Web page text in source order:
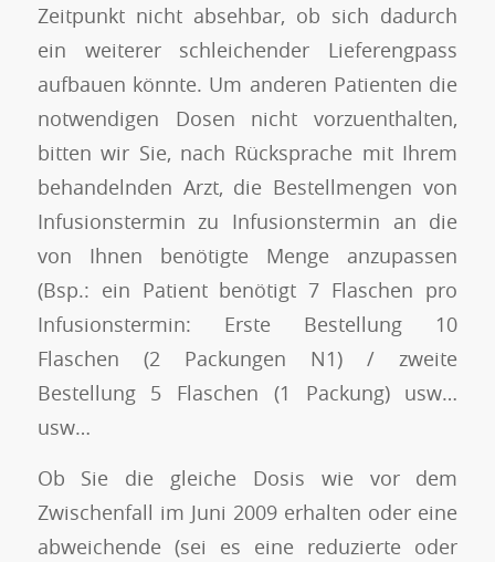
Zeitpunkt nicht absehbar, ob sich dadurch
ein weiterer schleichender Lieferengpass
aufbauen könnte. Um anderen Patienten die
notwendigen Dosen nicht vorzuenthalten,
bitten wir Sie, nach Rücksprache mit Ihrem
behandelnden Arzt, die Bestellmengen von
Infusionstermin zu Infusionstermin an die
von Ihnen benötigte Menge anzupassen
(Bsp.: ein Patient benötigt 7 Flaschen pro
Infusionstermin: Erste Bestellung 10
Flaschen (2 Packungen N1) / zweite
Bestellung 5 Flaschen (1 Packung) usw…
usw…
Ob Sie die gleiche Dosis wie vor dem
Zwischenfall im Juni 2009 erhalten oder eine
abweichende (sei es eine reduzierte oder